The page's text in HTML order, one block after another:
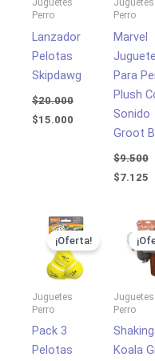
Perro
Lanzador
Pelotas
Skipdawg
$20.000
$15.000
Perro
Marvel
Juguete
Para
Plush
Sonido
Groot
$9.500
$7.125
¡Oferta!
Juguetes
Perro
Pack 3
Pelotas
precio
original
era:
$14.000.
El
precio
actual
es:
$10.500.
Juguetes
Perro
Koala
precio
original